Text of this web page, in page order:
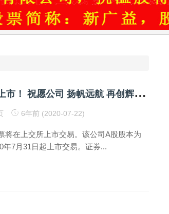
恭
贺 起帆电缆 605222 主板上市！ 祝愿公司 扬帆远航 再创辉煌！
6年前 (2020-07-22)
将在上交所上市交易。该公司A股股本为
年7月31日起上市交易。证券...